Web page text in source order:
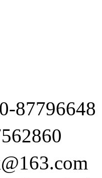
87796648